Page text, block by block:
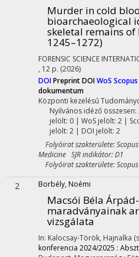
Murder in cold
bioarchaeological
skeletal remains of
1245–1272)
FORENSIC SCIENCE
, 12 p. (2026)
DOIPreprint DOIWoS Scopus
dokumentum
Központi kezelésű
Nyilvános idéző összesen:
jelölt: 0 | WoS jelölt: 2 |
jelölt: 2 | DOI jelölt: 2
Folyóirat szakterülete:
Medicine SJR indikátor: D1
Folyóirat szakterülete:
2 Borbély, Noémi
Macsói Béla
maradványainak
vizsgálata
In: Kalocsay-Török, Hajnalka
konferencia 2024/2025 :